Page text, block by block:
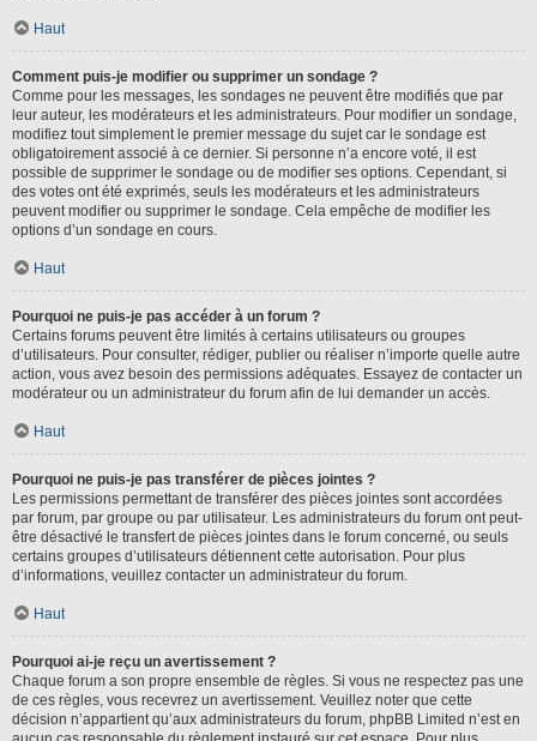
Haut
Comment puis-je modifier ou supprimer un sondage ?
Comme pour les messages, les sondages ne peuvent être modifiés que par
leur auteur, les modérateurs et les administrateurs. Pour modifier un sondage,
modifiez tout simplement le premier message du sujet car le sondage est
obligatoirement associé à ce dernier. Si personne n’a encore voté, il est
possible de supprimer le sondage ou de modifier ses options. Cependant, si
des votes ont été exprimés, seuls les modérateurs et les administrateurs
peuvent modifier ou supprimer le sondage. Cela empêche de modifier les
options d’un sondage en cours.
Haut
Pourquoi ne puis-je pas accéder à un forum ?
Certains forums peuvent être limités à certains utilisateurs ou groupes
d’utilisateurs. Pour consulter, rédiger, publier ou réaliser n’importe quelle autre
action, vous avez besoin des permissions adéquates. Essayez de contacter un
modérateur ou un administrateur du forum afin de lui demander un accès.
Haut
Pourquoi ne puis-je pas transférer de pièces jointes ?
Les permissions permettant de transférer des pièces jointes sont accordées
par forum, par groupe ou par utilisateur. Les administrateurs du forum ont peut-
être désactivé le transfert de pièces jointes dans le forum concerné, ou seuls
certains groupes d’utilisateurs détiennent cette autorisation. Pour plus
d’informations, veuillez contacter un administrateur du forum.
Haut
Pourquoi ai-je reçu un avertissement ?
Chaque forum a son propre ensemble de règles. Si vous ne respectez pas une
de ces règles, vous recevrez un avertissement. Veuillez noter que cette
décision n’appartient qu’aux administrateurs du forum, phpBB Limited n’est en